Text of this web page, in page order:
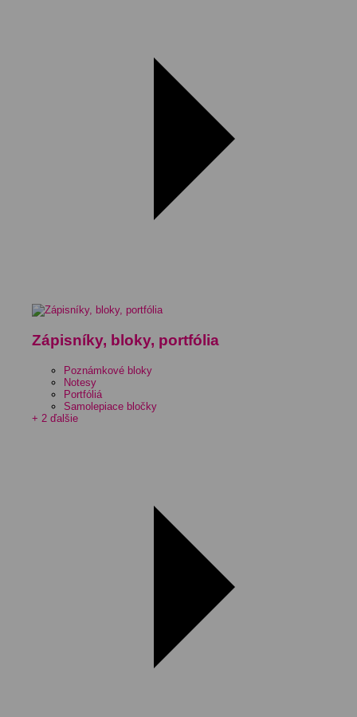
Zápisníky, bloky, portfólia
Poznámkové bloky
Notesy
Portfóliá
Samolepiace bločky
+ 2 ďalšie